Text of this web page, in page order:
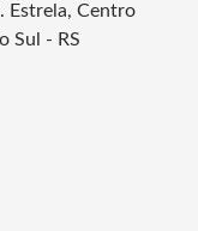
Estrela, Centro
Sul - RS